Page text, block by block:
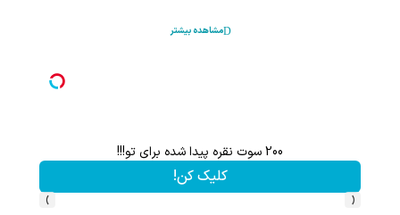
مشاهده بیشتر
هم سرمایه گذاری میکنی هم نقره هدیه میگیری ؛ثبت نام کن
کلیک کن!
‹
›